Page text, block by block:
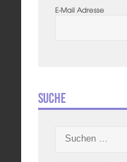
E-Mail Adresse
Suche
nach: